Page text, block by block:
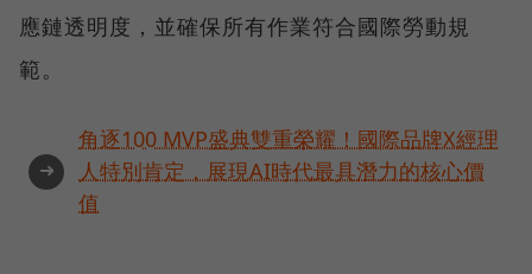
應鏈透明度，並確保所有作業符合國際勞動規
範。
➜
角逐100 MVP盛典雙重榮耀！國際品牌X經理
人特別肯定，展現AI時代最具潛力的核心價
值